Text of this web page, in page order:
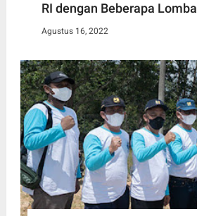
RI dengan Beberapa Lomba
Agustus 16, 2022